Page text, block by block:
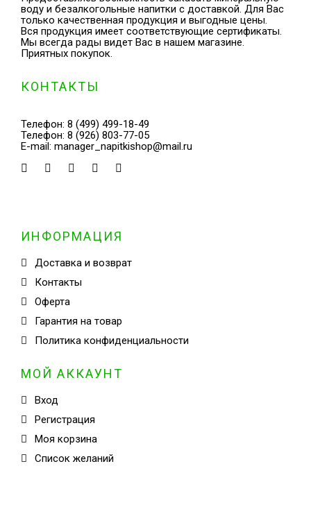
воду и безалкогольные напитки с доставкой. Для Вас
только качественная продукция и выгодные цены.
Вся продукция имеет соответствующие сертификаты.
Мы всегда рады видет Вас в нашем магазине.
Приятных покупок.
КОНТАКТЫ
Телефон: 8 (499) 499-18-49
Телефон: 8 (926) 803-77-05
E-mail: manager_napitkishop@mail.ru
ИНФОРМАЦИЯ
Доставка и возврат
Контакты
Оферта
Гарантия на товар
Политика конфиденциальности
МОЙ АККАУНТ
Вход
Регистрация
Моя корзина
Cписок желаний